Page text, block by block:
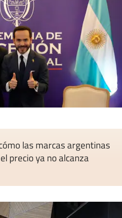
las marcas argentinas
precio ya no alcanza